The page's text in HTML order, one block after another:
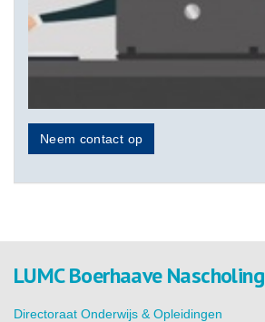
Neem contact op
LUMC Boerhaave Nascholing
Directoraat Onderwijs & Opleidingen